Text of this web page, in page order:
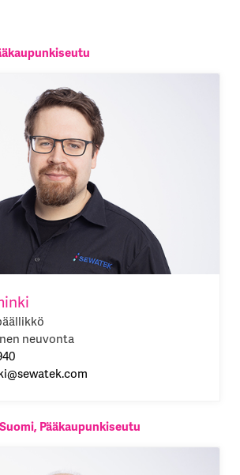
neuvonta
Pääkaupunkiseutu